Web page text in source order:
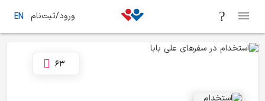
ورود/ثبت‌نام EN
63